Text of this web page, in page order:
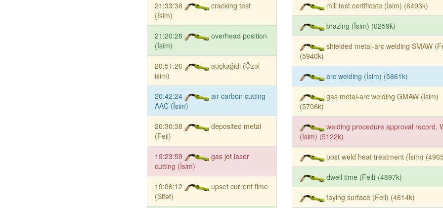
21:33:38
cracking test
(İsim)
21:20:28
overhead position
(İsim)
20:51:26
aüçkağıdı (Özəl
isim)
20:42:24
air-carbon cutting
AAC (İsim)
20:30:38
deposited metal
(Feil)
19:23:59
gas jet laser
cutting (İsim)
19:06:12
upset current time
(Sifət)
mill test certificate (İsim) (6493k)
brazing (İsim) (6259k)
shielded metal-arc welding SMAW
(5940k)
arc welding (İsim) (5861k)
gas metal-arc welding GMAW (İsim)
(5706k)
welding procedure approval record,
(İsim) (5122k)
post weld heat treatment (İsim)
dwell time (Feil) (4897k)
faying surface (Feil) (4614k)